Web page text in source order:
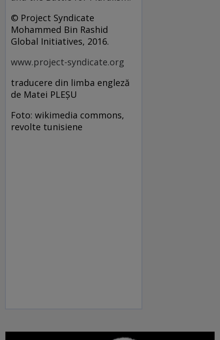
© Project Syndicate
Mohammed Bin Rashid
Global Initiatives, 2016.
www.project-syndicate.org
traducere din limba engleză
de Matei PLEȘU
Foto: wikimedia commons,
revolte tunisiene